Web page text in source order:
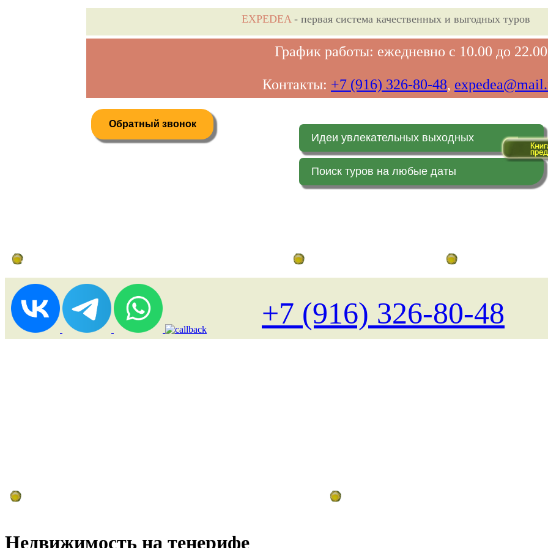
EXPEDEA- первая система качественных и выгодных туров
График работы: ежедневно с 10.00 до 22.00
Контакты: +7 (916) 326-80-48,
Обратный звонок
Идеи увлекательных выходных
Поиск туров на любые даты
Дистанционное бронирование туров
+7 (916) 326-80-48
Недвижимость на тенерифе